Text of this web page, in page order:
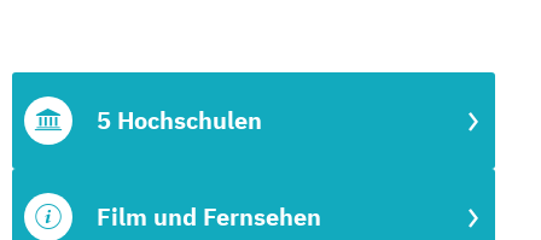
Film und Fernsehen
5 Hochschulen